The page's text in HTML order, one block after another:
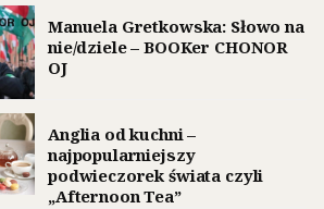
Manuela Gretkowska: Słowo na
nie/dziele – BOOKer CHONOR
OJ
Anglia od kuchni –
najpopularniejszy
podwieczorek świata czyli
„Afternoon Tea”